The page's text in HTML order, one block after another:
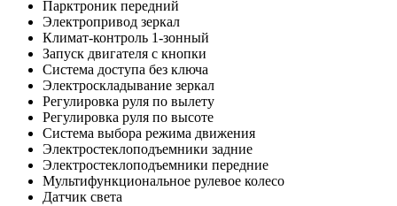
Парктроник передний
Электропривод зеркал
Климат-контроль 1-зонный
Запуск двигателя с кнопки
Система доступа без ключа
Электроскладывание зеркал
Регулировка руля по вылету
Регулировка руля по высоте
Система выбора режима движения
Электростеклоподъемники задние
Электростеклоподъемники передние
Мультифункциональное рулевое колесо
Датчик света